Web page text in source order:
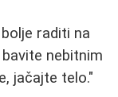
raditi na
nebitnim
jačajte telo."